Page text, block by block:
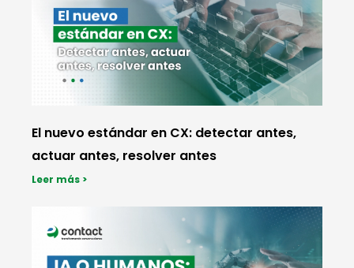
El nuevo estándar en CX: detectar antes,
actuar antes, resolver antes
Leer más >